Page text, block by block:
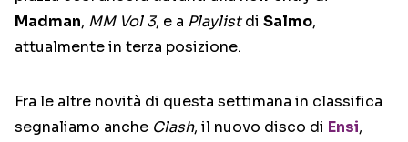
Madman, MM Vol 3, e a Playlistdi Salmo,
attualmente in terza posizione.
Fra le altre novità di questa settimana in classifica
segnaliamo anche Clash, il nuovo disco di Ensi,